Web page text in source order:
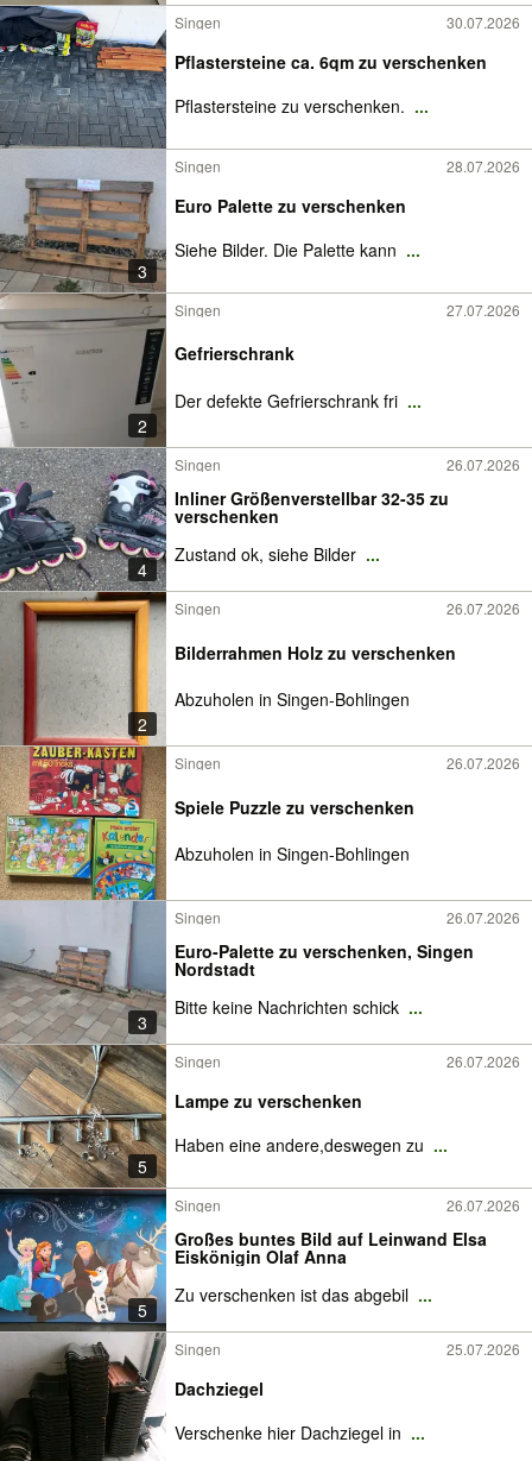
Singen 30.07.2026
Pflastersteine ca. 6qm zu verschenken
Pflastersteine zu verschenken. ...
3
Singen 28.07.2026
Euro Palette zu verschenken
Siehe Bilder. Die Palette kann ...
2
Singen 27.07.2026
Gefrierschrank
Der defekte Gefrierschrank fri ...
4
Singen 26.07.2026
Inliner Größenverstellbar 32-35 zu
verschenken
Zustand ok, siehe Bilder ...
2
Singen 26.07.2026
Bilderrahmen Holz zu verschenken
Abzuholen in Singen-Bohlingen
Singen 26.07.2026
Spiele Puzzle zu verschenken
Abzuholen in Singen-Bohlingen
3
Singen 26.07.2026
Euro-Palette zu verschenken, Singen
Nordstadt
Bitte keine Nachrichten schick ...
5
Singen 26.07.2026
Lampe zu verschenken
Haben eine andere,deswegen zu ...
5
Singen 26.07.2026
Großes buntes Bild auf Leinwand Elsa
Eiskönigin Olaf Anna
Zu verschenken ist das abgebil ...
Singen 25.07.2026
Dachziegel
Verschenke hier Dachziegel in ...